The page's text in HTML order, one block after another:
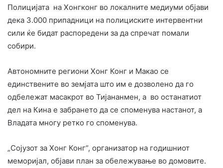
Полицијата на Хонгконг во локалните медиуми објави
дека 3.000 припадници на полициските интервентни
сили ќе бидат распоредени за да спречат помали
собири.
Автономните региони Хонг Конг и Макао се
единствените во земјата што им е дозволено да го
одбележат масакрот во Тијананмен, а во останатиот
дел на Кина е забрането да се споменува настанот, а
Владата многу ретко го споменува.
„Сојузот за Хонг Конг“, организатор на годишниот
меморијал, објави план за обележување во домовите.